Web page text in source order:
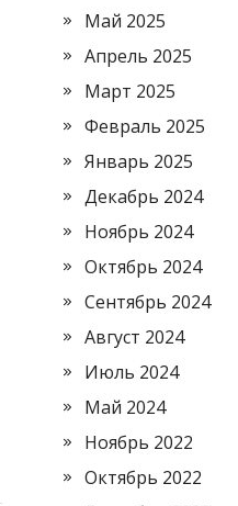
Май 2025
Апрель 2025
Март 2025
Февраль 2025
Январь 2025
Декабрь 2024
Ноябрь 2024
Октябрь 2024
Сентябрь 2024
Август 2024
Июль 2024
Май 2024
Ноябрь 2022
Октябрь 2022